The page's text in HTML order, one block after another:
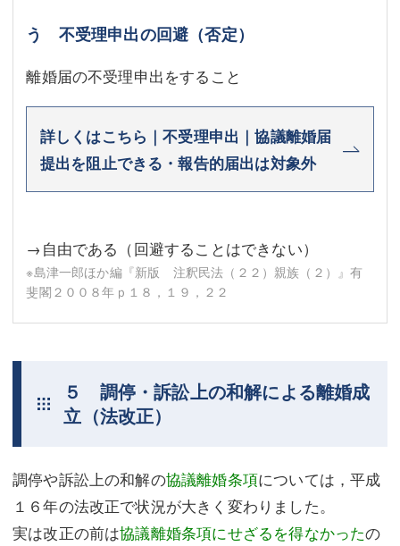
う 不受理申出の回避（否定）
離婚届の不受理申出をすること
詳しくはこちら｜不受理申出｜協議離婚届
提出を阻止できる・報告的届出は対象外
→自由である（回避することはできない）
※島津一郎ほか編『新版 注釈民法（２２）親族（２）』有
斐閣２００８年ｐ１８，１９，２２
５ 調停・訴訟上の和解による離婚成
立（法改正）
調停や訴訟上の和解の協議離婚条項については，平成
１６年の法改正で状況が大きく変わりました。
実は改正の前は協議離婚条項にせざるを得なかったの